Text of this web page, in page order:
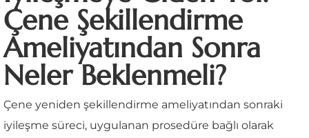
Çene Şekillendirme
Ameliyatından Sonra
Neler Beklenmeli?
Çene yeniden şekillendirme ameliyatından sonraki
iyileşme süreci, uygulanan prosedüre bağlı olarak